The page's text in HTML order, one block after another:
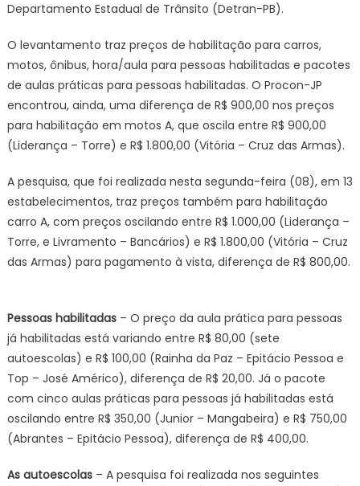
Departamento Estadual de Trânsito (Detran-PB).
O levantamento traz preços de habilitação para carros,
motos, ônibus, hora/aula para pessoas habilitadas e pacotes
de aulas práticas para pessoas habilitadas. O Procon-JP
encontrou, ainda, uma diferença de R$ 900,00 nos preços
para habilitação em motos A, que oscila entre R$ 900,00
(Liderança – Torre) e R$ 1.800,00 (Vitória – Cruz das Armas).
A pesquisa, que foi realizada nesta segunda-feira (08), em 13
estabelecimentos, traz preços também para habilitação
carro A, com preços oscilando entre R$ 1.000,00 (Liderança –
Torre, e Livramento – Bancários) e R$ 1.800,00 (Vitória – Cruz
das Armas) para pagamento à vista, diferença de R$ 800,00.
Pessoas habilitadas– O preço da aula prática para pessoas
já habilitadas está variando entre R$ 80,00 (sete
autoescolas) e R$ 100,00 (Rainha da Paz – Epitácio Pessoa e
Top – José Américo), diferença de R$ 20,00. Já o pacote
com cinco aulas práticas para pessoas já habilitadas está
oscilando entre R$ 350,00 (Junior – Mangabeira) e R$ 750,00
(Abrantes – Epitácio Pessoa), diferença de R$ 400,00.
As autoescolas– A pesquisa foi realizada nos seguintes